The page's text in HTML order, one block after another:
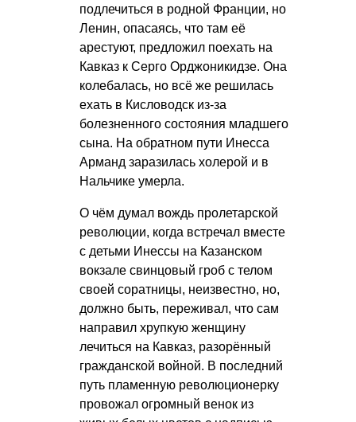
подлечиться в родной Франции, но
Ленин, опасаясь, что там её
арестуют, предложил поехать на
Кавказ к Серго Орджоникидзе. Она
колебалась, но всё же решилась
ехать в Кисловодск из-за
болезненного состояния младшего
сына. На обратном пути Инесса
Арманд заразилась холерой и в
Нальчике умерла.
О чём думал вождь пролетарской
революции, когда встречал вместе
с детьми Инессы на Казанском
вокзале свинцовый гроб с телом
своей соратницы, неизвестно, но,
должно быть, переживал, что сам
направил хрупкую женщину
лечиться на Кавказ, разорённый
гражданской войной. В последний
путь пламенную революционерку
провожал огромный венок из